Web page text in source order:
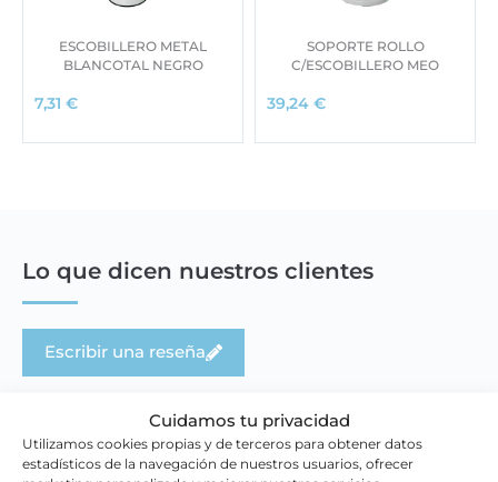
Cuidamos tu privacidad
Utilizamos cookies propias y de terceros para obtener datos
estadísticos de la navegación de nuestros usuarios, ofrecer
ESCOBILLERO METAL
BLANCOTAL NEGRO
7,31 €
SOPORTE ROLLO
C/ESCOBILLERO MEO
39,24 €
Lo que dicen nuestros clientes
Escribir una reseña